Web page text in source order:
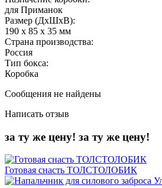
для Приманок
Размер (ДхШхВ):
190 х 85 х 35 мм
Страна производства:
Россия
Тип бокса:
Коробка
Сообщения не найдены
Написать отзыв
за ту же цену! за ту же цену!
Готовая снасть ТОЛСТОЛОБИК